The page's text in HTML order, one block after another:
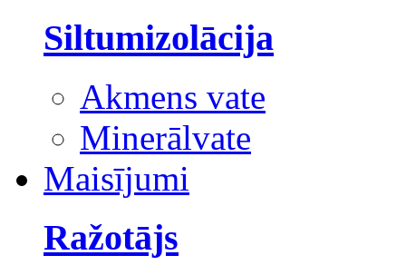
Siltumizolācija
Akmens vate
Minerālvate
Maisījumi
Ražotājs